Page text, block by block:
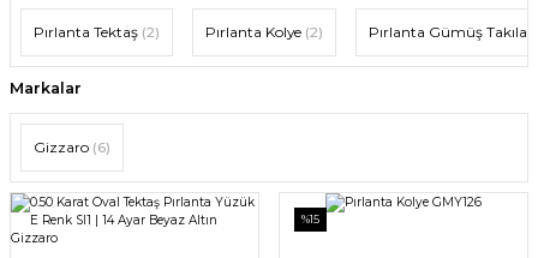
Pırlanta Tektaş (2) Pırlanta Kolye (2) Pırlanta Gümüş Takılar
Markalar
Gizzaro (6)
%15